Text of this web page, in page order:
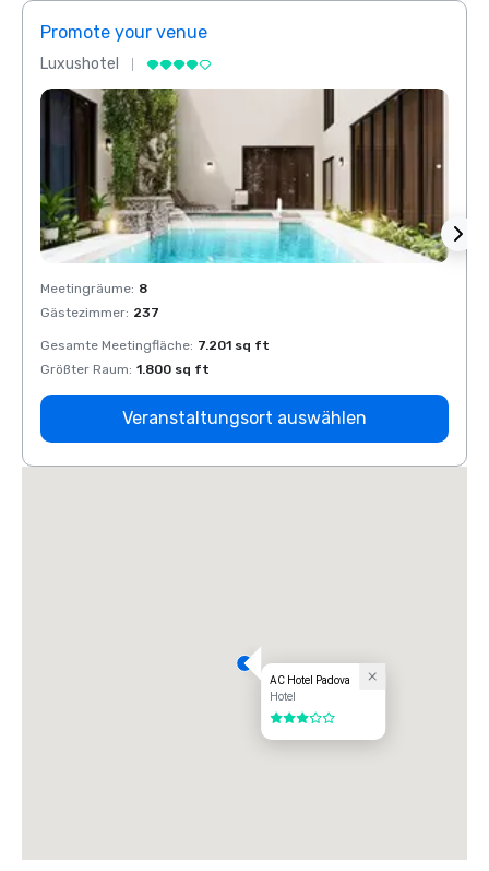
Promote your venue
Luxushotel
Meetingräume: 8
Gästezimmer: 237
Gesamte Meetingfläche: 7.201 sq ft
Größter Raum: 1.800 sq ft
Veranstaltungsort auswählen
AC Hotel Padova
Hotel
3 von 5